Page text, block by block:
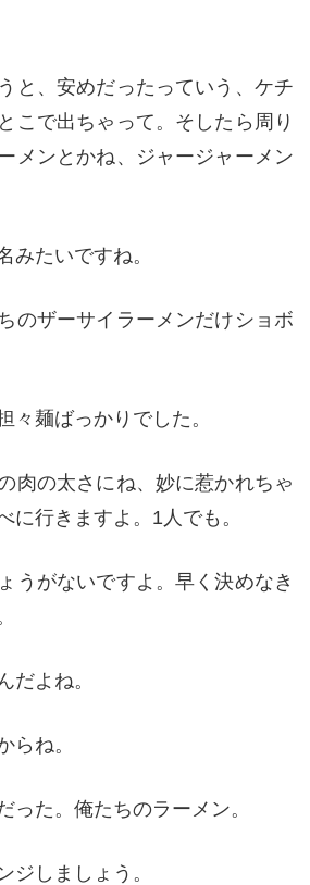
と、安めだったっていう、ケチ
こで出ちゃって。そしたら周り
メンとかね、ジャージャーメン
みたいですね。
のザーサイラーメンだけショボ
々麺ばっかりでした。
肉の太さにね、妙に惹かれちゃ
に行きますよ。1人でも。
うがないですよ。早く決めなき
だよね。
らね。
った。俺たちのラーメン。
ジしましょう。